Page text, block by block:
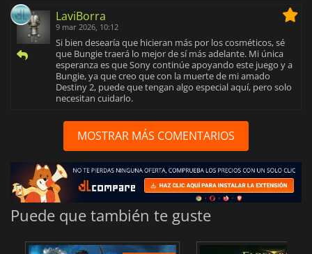
LaviBorra
9 mar 2026, 10:12
Si bien desearía que hicieran más por los cosméticos, sé
que Bungie traerá lo mejor de sí más adelante. Mi única
esperanza es que Sony continúe apoyando este juego y a
Bungie, ya que creo que con la muerte de mi amado
Destiny 2, puede que tengan algo especial aquí, pero solo
necesitan cuidarlo.
MOSTRAR MÁS COMENTARIOS
Puede que también te guste